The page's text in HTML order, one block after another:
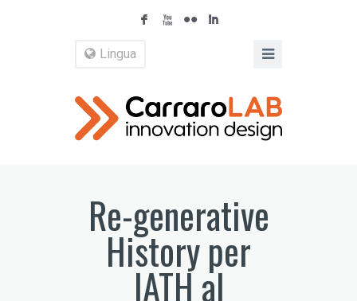
F X N I
Lingua
Re-generative
History per
IATH al